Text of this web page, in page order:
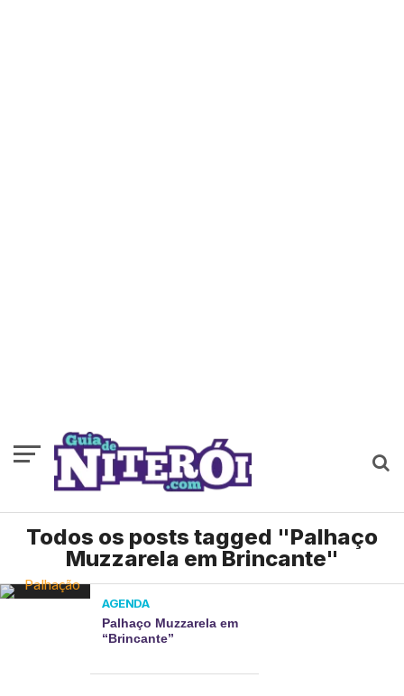
Todos os posts tagged "Palhaço
Muzzarela em Brincante"
AGENDA
Palhaço Muzzarela em
“Brincante”